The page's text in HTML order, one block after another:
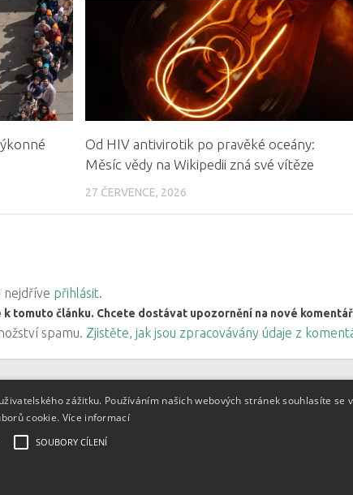
Od HIV antivirotik po pravěké oceány:
Měsíc vědy na Wikipedii zná své vítěze
27 ČERVENCE, 2026
nejdříve přihlásit.
tomuto článku. Chcete dostávat upozornění na nové
spamu. Zjistěte, jak jsou zpracovávány údaje z
Creative Commons BY 3.0 CZ
zážitku. Používáním našich webových stránek souhlasíte se
cookie. Více informací
SOUBORY CÍLENÍ